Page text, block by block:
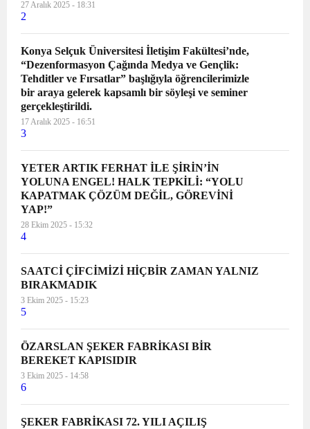
27 Aralık 2025 - 18:31
2
Konya Selçuk Üniversitesi İletişim Fakültesi’nde,
“Dezenformasyon Çağında Medya ve Gençlik:
Tehditler ve Fırsatlar” başlığıyla öğrencilerimizle
bir araya gelerek kapsamlı bir söyleşi ve seminer
gerçekleştirildi.
17 Aralık 2025 - 16:51
3
YETER ARTIK FERHAT İLE ŞİRİN’İN
YOLUNA ENGEL! HALK TEPKİLİ: “YOLU
KAPATMAK ÇÖZÜM DEĞİL, GÖREVİNİ
YAP!”
28 Ekim 2025 - 15:32
4
SAATCİ ÇİFCİMİZİ HİÇBİR ZAMAN YALNIZ
BIRAKMADIK
3 Ekim 2025 - 15:23
5
ÖZARSLAN ŞEKER FABRİKASI BİR
BEREKET KAPISIDIR
3 Ekim 2025 - 14:58
6
ŞEKER FABRİKASI 72. YILI AÇILIŞ